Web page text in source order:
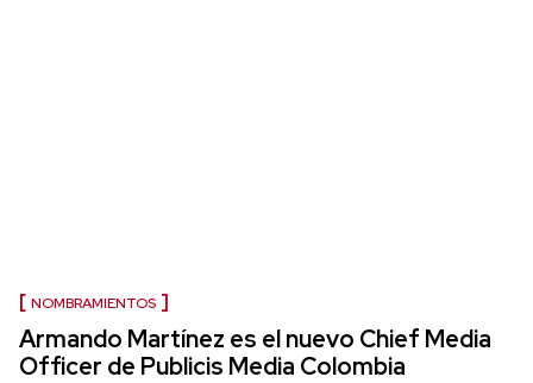
NOMBRAMIENTOS
Armando Martínez es el nuevo Chief Media
Officer de Publicis Media Colombia